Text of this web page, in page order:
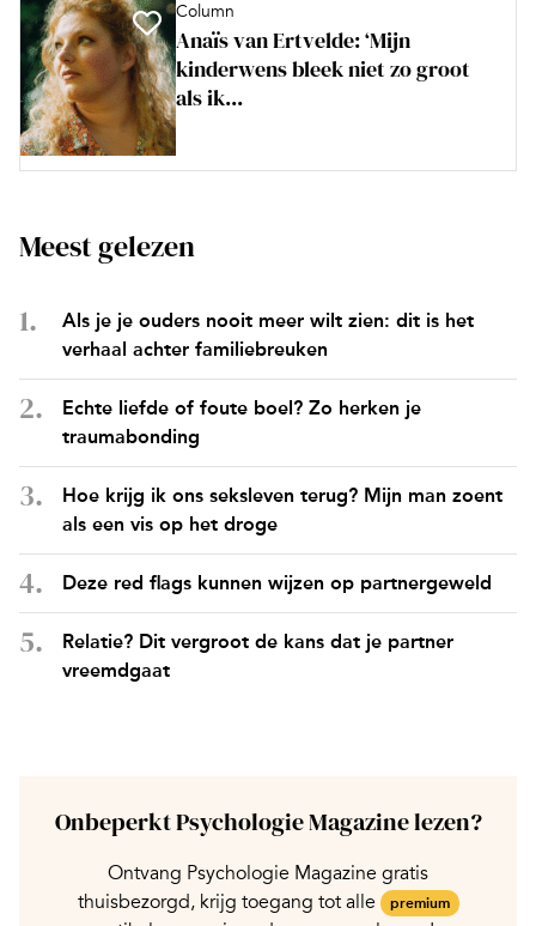
Column
Anaïs van Ertvelde: ‘Mijn
kinderwens bleek niet zo groot
als ik...
Meest gelezen
Als je je ouders nooit meer wilt zien: dit is het
verhaal achter familiebreuken
Echte liefde of foute boel? Zo herken je
traumabonding
Hoe krijg ik ons seksleven terug? Mijn man zoent
als een vis op het droge
Deze red flags kunnen wijzen op partnergeweld
Relatie? Dit vergroot de kans dat je partner
vreemdgaat
Onbeperkt Psychologie Magazine lezen?
Ontvang Psychologie Magazine gratis
thuisbezorgd, krijg toegang tot alle
premium